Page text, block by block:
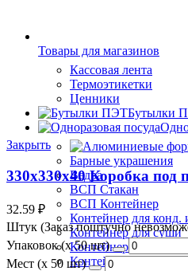
Товары для магазинов
Кассовая лента
Термоэтикетки
Ценники
Бутылки
Барные украшения
Ведра
ВСП Стакан
ВСП Контейнер
Контейнер для
Контейнер для суши
Контейнер для тортов
Контейнера
Закрыть
330х330х40 Коробка под
32.59 ₽
Штук (Заказ поштучно
Упаковок (x 50 шт)
Мест (x 50 шт)